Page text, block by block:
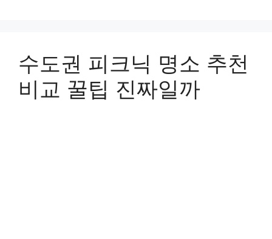
수도권 피크닉 명소 추천
비교 꿀팁 진짜일까